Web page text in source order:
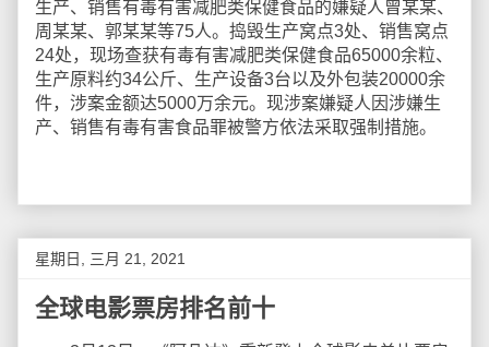
生产、销售有毒有害减肥类保健食品的嫌疑人曾某某、
周某某、郭某某等75人。捣毁生产窝点3处、销售窝点
24处，现场查获有毒有害减肥类保健食品65000余粒、
生产原料约34公斤、生产设备3台以及外包装20000余
件，涉案金额达5000万余元。现涉案嫌疑人因涉嫌生
产、销售有毒有害食品罪被警方依法采取强制措施。
星期日, 三月 21, 2021
全球电影票房排名前十